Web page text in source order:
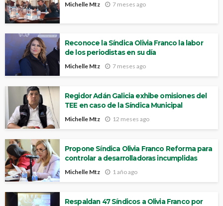
Michelle Mtz 7 meses ago
Reconoce la Síndica Olivia Franco la labor
de los periodistas en su día
Michelle Mtz 7 meses ago
Regidor Adán Galicia exhibe omisiones del
TEE en caso de la Síndica Municipal
Michelle Mtz 12 meses ago
Propone Síndica Olivia Franco Reforma para
controlar a desarrolladoras incumplidas
Michelle Mtz 1 año ago
Respaldan 47 Síndicos a Olivia Franco por